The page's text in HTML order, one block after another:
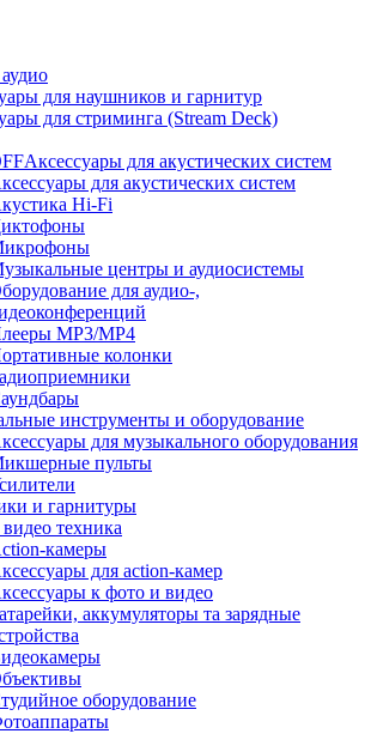
для наушников и гарнитур
для стриминга (Stream Deck)
для акустических систем
для акустических систем
Hi-Fi
центры и аудиосистемы
для аудио-,
MP3/MP4
колонки
инструменты и оборудование
для музыкального оборудования
пульты
и гарнитуры
техника
камеры
для action-камер
к фото и видео
аккумуляторы та зарядные
оборудование